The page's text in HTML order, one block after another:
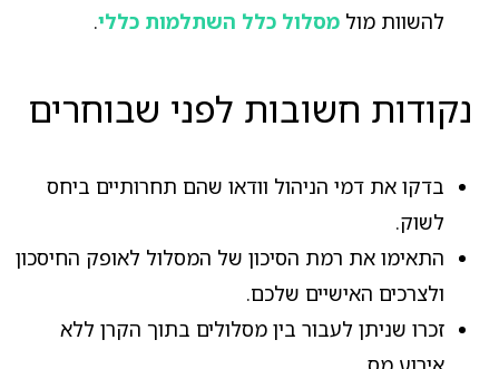
להשוות מול מסלול כלל השתלמות כללי.
נקודות חשובות לפני שבוחרים
בדקו את דמי הניהול וודאו שהם תחרותיים ביחס
לשוק.
התאימו את רמת הסיכון של המסלול לאופק החיסכון
ולצרכים האישיים שלכם.
זכרו שניתן לעבור בין מסלולים בתוך הקרן ללא